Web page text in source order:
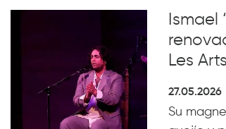
Ismael
Les
27.05.2026
Su